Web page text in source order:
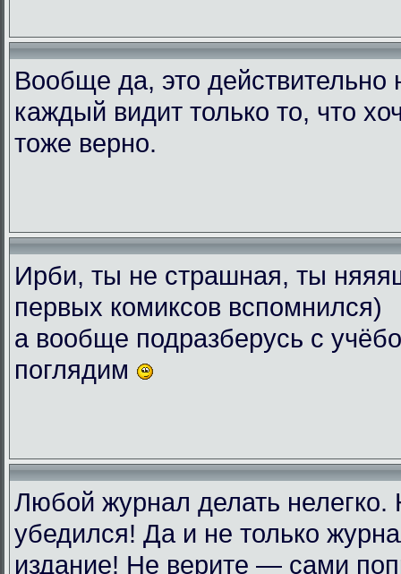
Вообще да, это действительно
каждый видит только то, что
тоже верно.
Ирби, ты не страшная, ты
первых комиксов вспомнился)
а вообще подразберусь с
поглядим
Любой журнал делать
убедился! Да и не только
издание! Не верите — сами